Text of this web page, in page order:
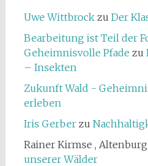
Uwe Wittbrockzu Der
Bearbeitung ist Teil der
Geheimnisvolle Pfade zu
– Insekten
Zukunft Wald -
erleben
Iris Gerberzu
Rainer Kirmse , Altenburg
unserer Wälder